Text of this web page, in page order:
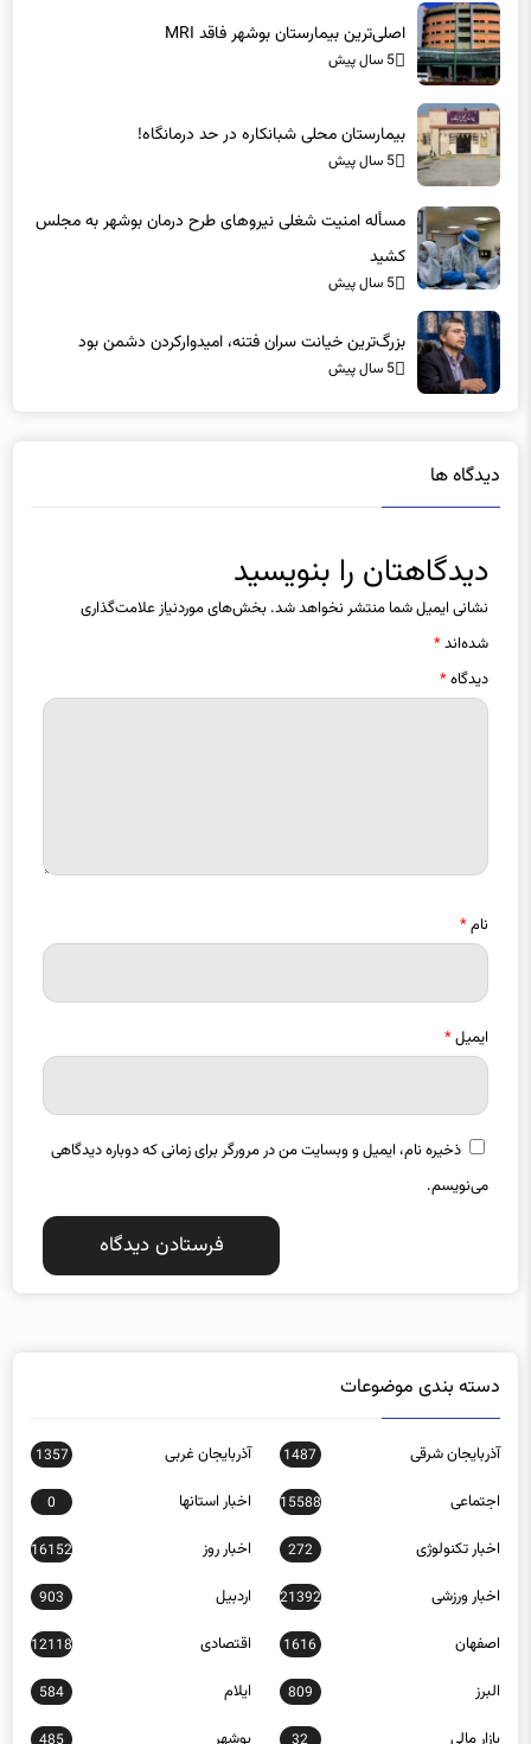
5 سال پیش
کشید
5 سال پیش
5 سال پیش
نشانی ایمیل شما منتشر نخواهد شد.بخش‌های موردنیاز علامت‌گذاری
شده‌اند*
دیدگاه*
ایمیل*
ذخیره نام، ایمیل و وبسایت من در مرورگر برای زمانی که دوباره دیدگاهی
می‌نویسم.
آذربایجان شرقی
اجتماعی 15588 اخبار استانها 0
اخبار تکنولوژی 272 اخبار روز 16152
اخبار ورزشی 21392 اردبیل 903
اصفهان 1616 اقتصادی 12118
البرز 809 ایلام 584
بازار مالی 32 بوشهر 485